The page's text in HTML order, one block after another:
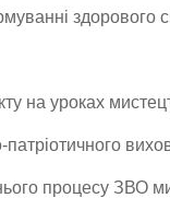
здорового
на уроках
процесу ЗВО